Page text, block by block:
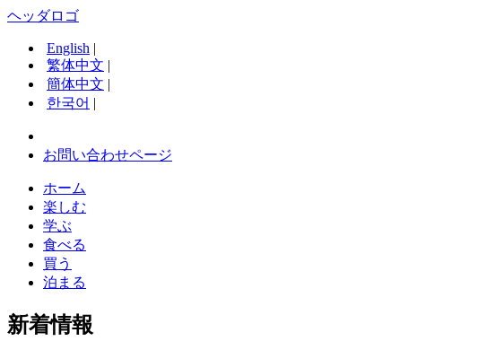
ヘッダロゴ
English |
繁体中文 |
簡体中文 |
한국어 |
お問い合わせページ
ホーム
楽しむ
学ぶ
食べる
買う
泊まる
新着情報